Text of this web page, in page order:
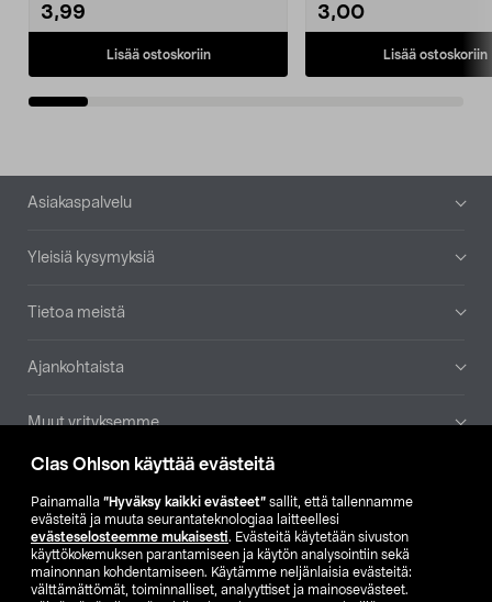
Clas Ohlson käyttää evästeitä
Painamalla ”Hyväksy kaikki evästeet” sallit, että tallennamme
evästeitä ja muuta seurantateknologiaa laitteellesi
evästeselosteemme mukaisesti. Evästeitä käytetään sivuston
käyttökokemuksen parantamiseen ja käytön analysointiin sekä
mainonnan kohdentamiseen. Käytämme neljänlaisia evästeitä:
välttämättömät, toiminnalliset, analyyttiset ja mainosevästeet.
3,99
Lisää ostoskoriin
3,00
Lisää ostoskoriin
Alatunniste
Asiakaspalvelu
Yleisiä kysymyksiä
Tietoa meistä
Ajankohtaista
Muut yrityksemme
Etsi myymälä
SE NO FI
FI SV